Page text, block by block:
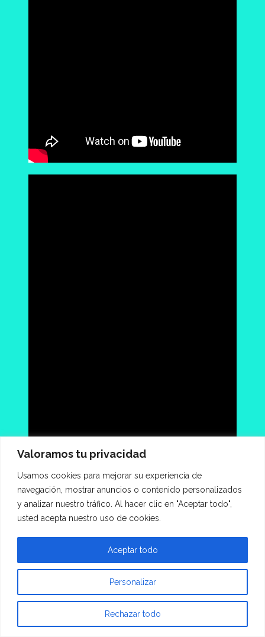
Valoramos tu privacidad
Usamos cookies para mejorar su experiencia de
navegación, mostrar anuncios o contenido personalizados
y analizar nuestro tráfico. Al hacer clic en "Aceptar todo",
usted acepta nuestro uso de cookies.
Personalizar
Rechazar todo
Aceptar todo